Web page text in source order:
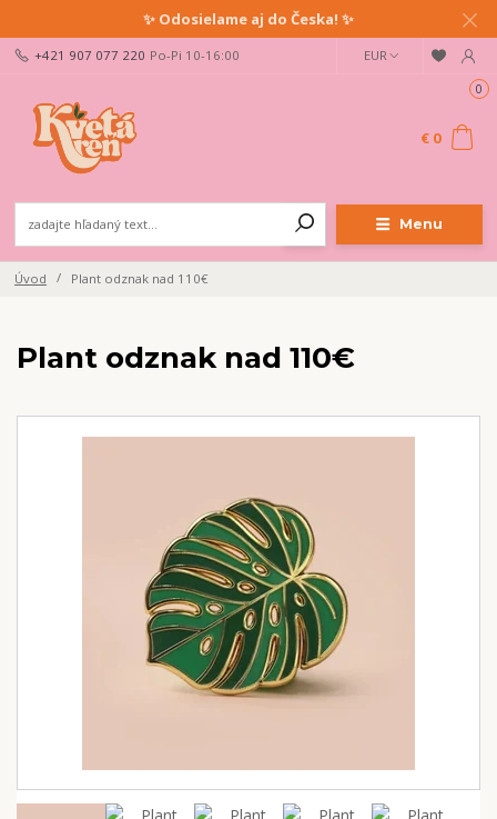
✨ Odosielame aj do Česka! ✨
Menu
EUR
+421 907 077 220 Po-Pi 10-16:00
0
€ 0
Úvod Plant odznak nad 110€
Plant odznak nad 110€